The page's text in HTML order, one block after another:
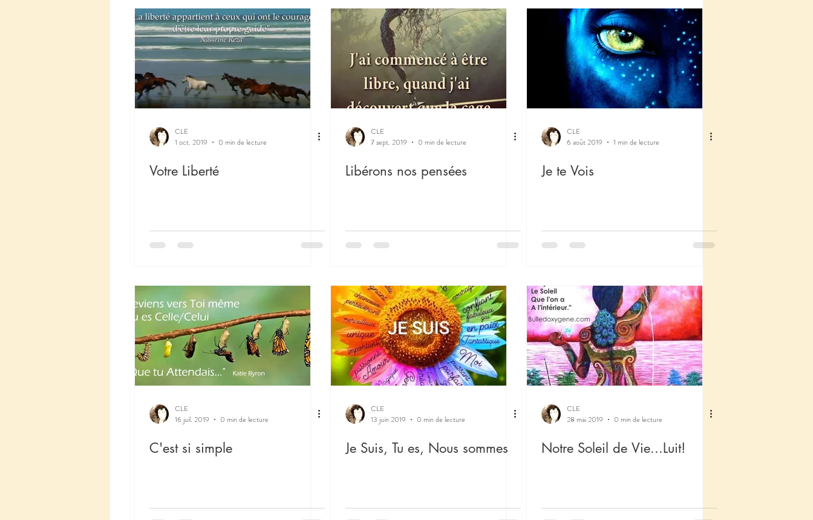
CLE
1 oct. 2019
0 min de lecture
Votre Liberté
CLE
7 sept. 2019
0 min de lecture
Libérons nos pensées
CLE
6 août 2019
1 min de lecture
Je te Vois
CLE
16 juil. 2019
0 min de lecture
C'est si simple
CLE
13 juin 2019
0 min de lecture
Je Suis, Tu es, Nous sommes
CLE
28 mai 2019
0 min de lecture
Notre Soleil de Vie...Luit!